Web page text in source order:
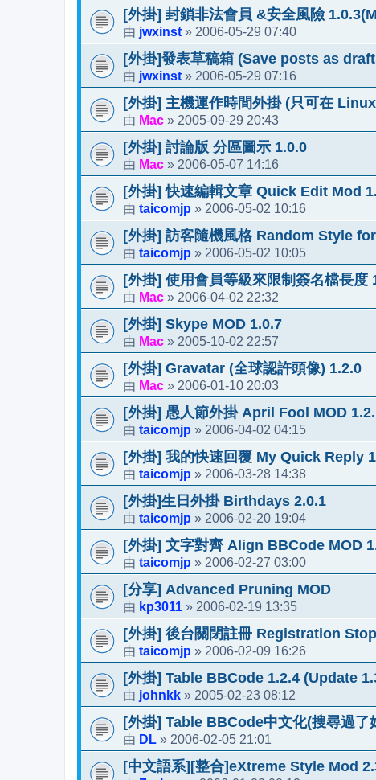
[外掛] 封鎖非法會員 &安全風險
由 jwxinst » 2006-05-29 07:40
[外掛]發表草稿箱 (Save posts as
由 jwxinst » 2006-05-29 07:16
[外掛] 主機運作時間外掛 (只可在
由 Mac » 2005-09-29 20:43
[外掛] 討論版 分區圖示 1.0.0
由 Mac » 2006-05-07 14:16
[外掛] 快速編輯文章 Quick Edit Mod
由 taicomjp » 2006-05-02 10:16
[外掛] 訪客隨機風格 Random Style
由 taicomjp » 2006-05-02 10:05
[外掛] 使用會員等級來限制簽名檔長度
由 Mac » 2006-04-02 22:32
[外掛] Skype MOD 1.0.7
由 Mac » 2005-10-02 22:57
[外掛] Gravatar (全球認許頭像) 1.2.0
由 Mac » 2006-01-10 20:03
[外掛] 愚人節外掛 April Fool MOD
由 taicomjp » 2006-04-02 04:15
[外掛] 我的快速回覆 My Quick Reply
由 taicomjp » 2006-03-28 14:38
[外掛]生日外掛 Birthdays 2.0.1
由 taicomjp » 2006-02-20 19:04
[外掛] 文字對齊 Align BBCode MOD
由 taicomjp » 2006-02-27 03:00
[分享] Advanced Pruning MOD
由 kp3011 » 2006-02-19 13:35
[外掛] 後台關閉註冊 Registration
由 taicomjp » 2006-02-09 16:26
[外掛] Table BBCode 1.2.4 (Update
由 johnkk » 2005-02-23 08:12
[外掛] Table BBCode中文化(搜尋過了
由 DL » 2006-02-05 21:01
[中文語系][整合]eXtreme Style Mod